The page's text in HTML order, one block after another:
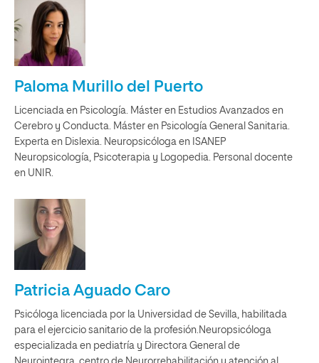
Paloma Murillo del Puerto
Licenciada en Psicología. Máster en Estudios Avanzados en
Cerebro y Conducta. Máster en Psicología General Sanitaria.
Experta en Dislexia. Neuropsicóloga en ISANEP
Neuropsicología, Psicoterapia y Logopedia. Personal docente
en UNIR.
Patricia Aguado Caro
Psicóloga licenciada por la Universidad de Sevilla, habilitada
para el ejercicio sanitario de la profesión.Neuropsicóloga
especializada en pediatría y Directora General de